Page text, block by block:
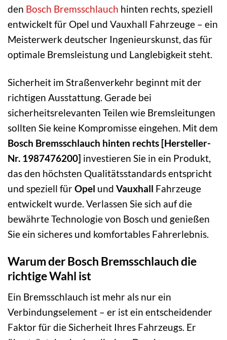
den Bosch Bremsschlauch hinten rechts, speziell
entwickelt für Opel und Vauxhall Fahrzeuge – ein
Meisterwerk deutscher Ingenieurskunst, das für
optimale Bremsleistung und Langlebigkeit steht.
Sicherheit im Straßenverkehr beginnt mit der
richtigen Ausstattung. Gerade bei
sicherheitsrelevanten Teilen wie Bremsleitungen
sollten Sie keine Kompromisse eingehen. Mit dem
Bosch Bremsschlauch hinten rechts [Hersteller-
Nr. 1987476200] investieren Sie in ein Produkt,
das den höchsten Qualitätsstandards entspricht
und speziell fürOpel und Vauxhall Fahrzeuge
entwickelt wurde. Verlassen Sie sich auf die
bewährte Technologie von Bosch und genießen
Sie ein sicheres und komfortables Fahrerlebnis.
Warum der Bosch Bremsschlauch die
richtige Wahl ist
Ein Bremsschlauch ist mehr als nur ein
Verbindungselement – er ist ein entscheidender
Faktor für die Sicherheit Ihres Fahrzeugs. Er